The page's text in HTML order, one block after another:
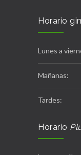
Horario
Lunes a
Mañanas:
Tardes:
Horario